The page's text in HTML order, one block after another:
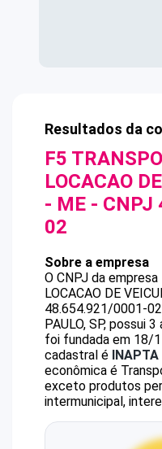
Resultados da
F5
LOCACAO
- ME - CNPJ
02
Sobre a empresa
O CNPJ da empresa
LOCACAO DE
48.654.921/0001-02
PAULO, SP, possui
foi fundada em 18/
cadastral é INAPTA
econômica é
exceto produtos
intermunicipal,